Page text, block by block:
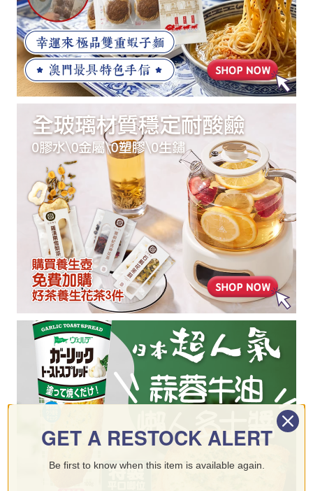
GET A RESTOCK ALERT
Be first to know when this item is available again.